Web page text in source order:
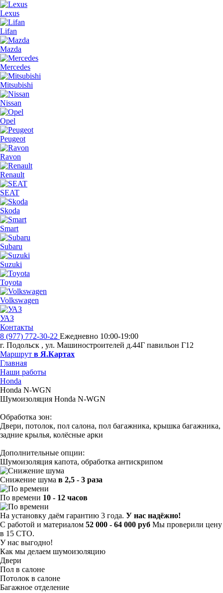
Lexus
Lifan
Mazda
Mercedes
Mitsubishi
Nissan
Opel
Peugeot
Ravon
Renault
SEAT
Skoda
Smart
Subaru
Suzuki
Toyota
Volkswagen
УАЗ
Контакты
8 (977) 772-30-22 Ежедневно 10:00-19:00
г. Подольск , ул. Машиностроителей д.44Г павильон Г12
Маршрут в Я.Картах
Главная
Наши работы
Honda
Honda N-WGN
Шумоизоляция Honda N-WGN
Обработка зон:
Двери, потолок, пол салона, пол багажника, крышка багажника,
задние крылья, колёсные арки
Дополнительные опции:
Шумоизоляция капота, обработка антискрипом
Снижение шума в 2,5 - 3 раза
По времени 10 - 12 часов
На установку даём гарантию 3 года. У нас надёжно!
С работой и материалом 52 000 - 64 000 руб Мы проверили цену
в 15 СТО.
У нас выгодно!
Как мы делаем шумоизоляцию
Двери
Пол в салоне
Потолок в салоне
Багажное отделение